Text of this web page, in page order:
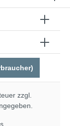
zzgl.